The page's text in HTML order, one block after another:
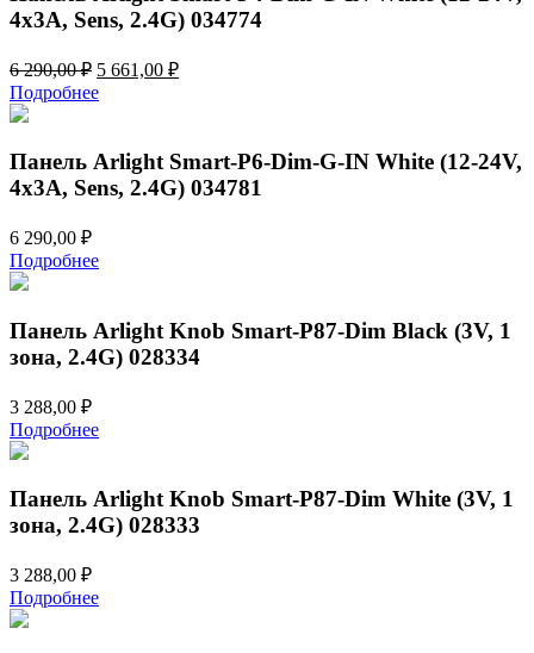
4x3A, Sens, 2.4G) 034774
6 290,00₽ Первоначальная
цена
составляла
290,00 ₽.
5 661,00 ₽Текущая
Подробнее
Панель Arlight Smart-P6-Dim-G-IN White (12-24V,
4x3A, Sens, 2.4G) 034781
6 290,00 ₽
Подробнее
Панель Arlight Knob Smart-P87-Dim Black (3V, 1
зона, 2.4G) 028334
3 288,00 ₽
Подробнее
Панель Arlight Knob Smart-P87-Dim White (3V, 1
зона, 2.4G) 028333
3 288,00 ₽
Подробнее